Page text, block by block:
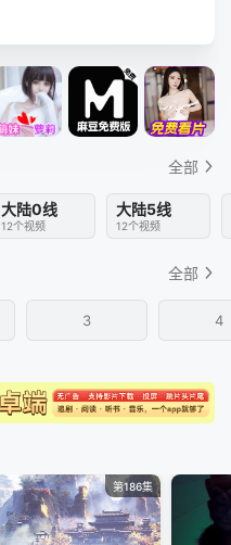
全部
大陆0线
12个视频
大陆5线
12个视频
全部
3 4
第186集